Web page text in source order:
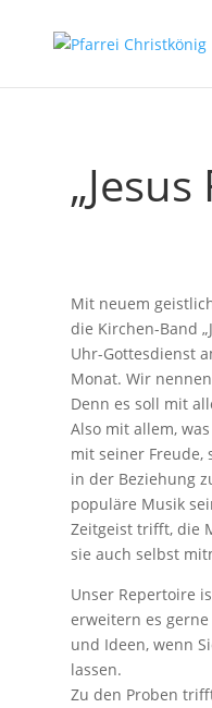
Mit neuem
die Kirchen-Band
Uhr-Gottesdienst
Monat. Wir
Denn es soll mit
Also mit allem,
mit seiner Freude,
in der Beziehung
populäre Musik
Zeitgeist trifft, die
sie auch selbst
Unser Repertoire
erweitern es
und Ideen, wenn
lassen.
Zu den Proben